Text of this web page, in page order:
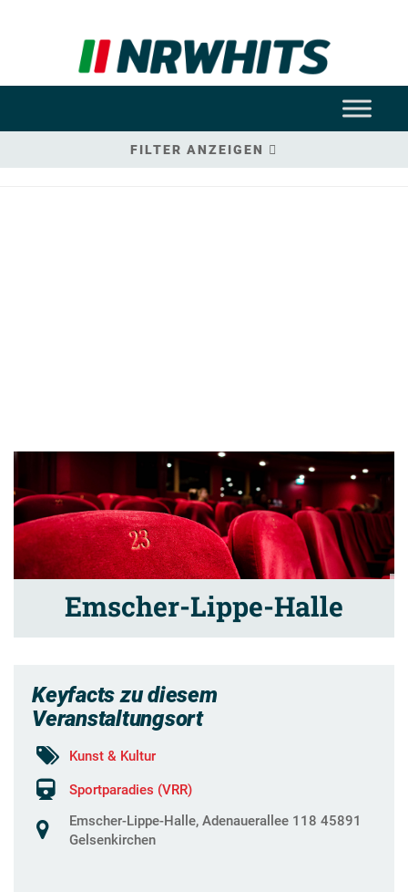
FILTER ANZEIGEN
Emscher-Lippe-Halle
Keyfacts zu diesem
Veranstaltungsort
Kunst & Kultur
Sportparadies (VRR)
Emscher-Lippe-Halle, Adenauerallee 118 45891
Gelsenkirchen